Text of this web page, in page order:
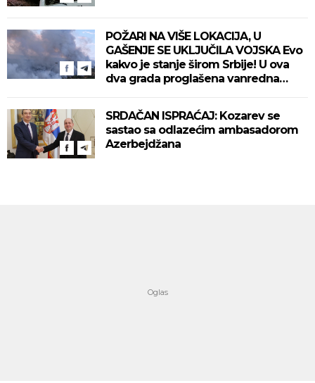
POŽARI NA VIŠE LOKACIJA, U
GAŠENJE SE UKLJUČILA VOJSKA Evo
kakvo je stanje širom Srbije! U ova
dva grada proglašena vanredna
SRDAČAN ISPRAĆAJ: Kozarev se
sastao sa odlazećim ambasadorom
Azerbejdžana